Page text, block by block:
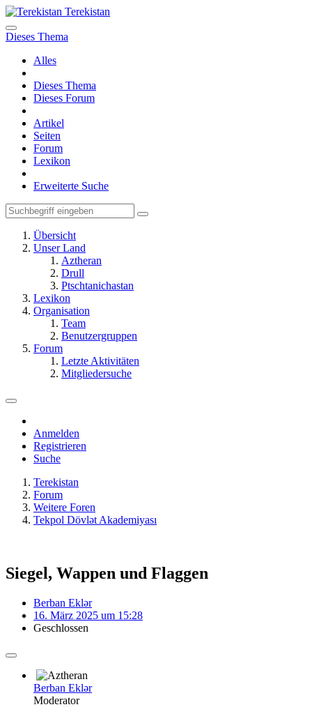
Terekistan
Dieses Thema
Alles
Dieses Thema
Dieses Forum
Artikel
Seiten
Forum
Lexikon
Erweiterte Suche
Übersicht
Unser Land
Aztheran
Drull
Ptschtanichastan
Lexikon
Organisation
Team
Benutzergruppen
Forum
Letzte Aktivitäten
Mitgliedersuche
Anmelden
Registrieren
Suche
Terekistan
Forum
Weitere Foren
Tekpol Dövlət Akademiyası
Siegel, Wappen und Flaggen
Berban Eklər
16. März 2025 um 15:28
Geschlossen
Berban Eklər
Moderator